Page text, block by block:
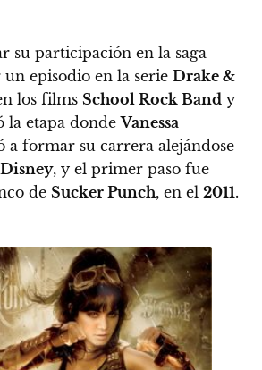
su participación en la saga
episodio en la serie Drake &
los films School Rock Band y
la etapa dondeVanessa
a formar su carrera alejándose
Disney, y el primer paso fue
de Sucker Punch, en el 2011.